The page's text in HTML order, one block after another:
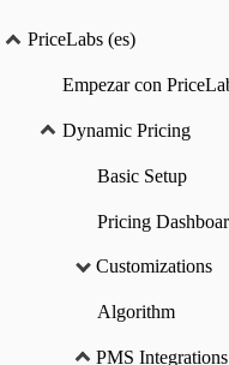
PriceLabs (es)
Empezar con
Dynamic Pricing
Basic Setup
Pricing
Customizations
Algorithm
PMS